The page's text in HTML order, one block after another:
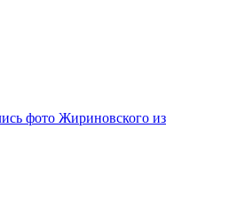
фото Жириновского из